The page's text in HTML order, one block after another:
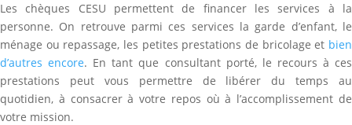
Les chèques CESU permettent de financer les services à la
personne. On retrouve parmi ces services la garde d’enfant, le
ménage ou repassage, les petites prestations de bricolage et bien
d’autres encore. En tant que consultant porté, le recours à ces
prestations peut vous permettre de libérer du temps au
quotidien, à consacrer à votre repos où à l’accomplissement de
votre mission.